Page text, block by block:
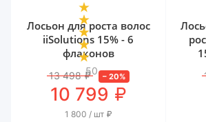
50
Лосьон для роста волос
iiSolutions 15% - 6
флаконов
13 498 ₽ – 20%
10 799 ₽
1 800 / шт ₽